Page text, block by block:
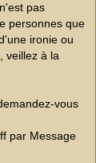
pas
personnes que
ironie ou
veillez à la
vous
par Message